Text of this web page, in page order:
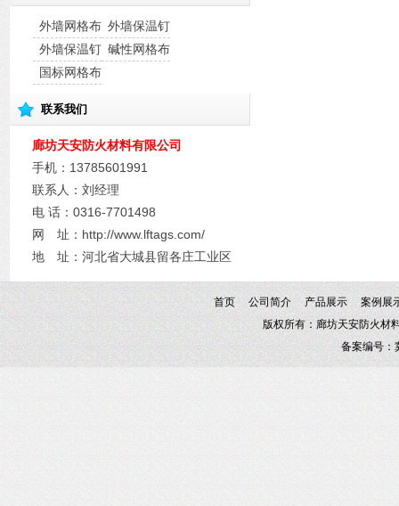
外墙网格布 外墙保温钉
外墙保温钉 碱性网格布
国标网格布
联系我们
廊坊天安防火材料有限公司
手机：13785601991
联系人：刘经理
电 话：0316-7701498​
网 址：http://www.lftags.com/
地 址：河北省大城县留各庄工业区
首页 公司简介 产品展示
案例展
版权所有：廊坊天安防火材
备案编号：